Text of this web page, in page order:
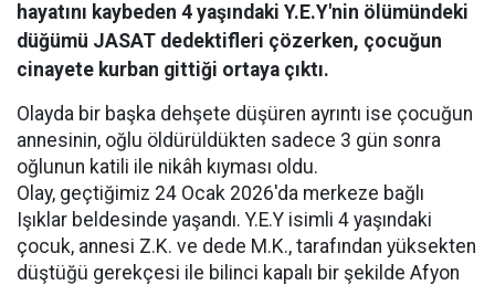
hayatını kaybeden 4 yaşındaki Y.E.Y'nin ölümündeki
düğümü JASAT dedektifleri çözerken, çocuğun
cinayete kurban gittiği ortaya çıktı.
Olayda bir başka dehşete düşüren ayrıntı ise çocuğun
annesinin, oğlu öldürüldükten sadece 3 gün sonra
oğlunun katili ile nikâh kıyması oldu.
Olay, geçtiğimiz 24 Ocak 2026'da merkeze bağlı
Işıklar beldesinde yaşandı. Y.E.Y isimli 4 yaşındaki
çocuk, annesi Z.K. ve dede M.K., tarafından yüksekten
düştüğü gerekçesi ile bilinci kapalı bir şekilde Afyon